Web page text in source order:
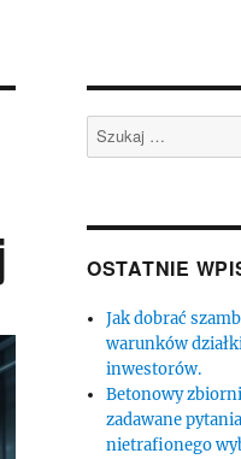
Szukaj:
OSTATNIE
Jak dobrać
warunków
inwestorów.
Betonowy
zadawane
nietrafionego